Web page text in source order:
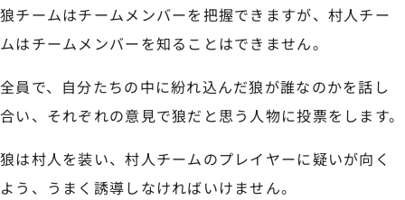
狼チームはチームメンバーを把握できますが、村人チー
ムはチームメンバーを知ることはできません。
全員で、自分たちの中に紛れ込んだ狼が誰なのかを話し
合い、それぞれの意見で狼だと思う人物に投票をします。
狼は村人を装い、村人チームのプレイヤーに疑いが向く
よう、うまく誘導しなければいけません。